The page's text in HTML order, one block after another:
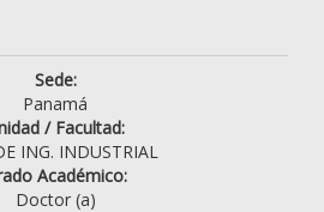
Sede:
Panamá
/ Facultad:
ING. INDUSTRIAL
Académico:
Doctor (a)